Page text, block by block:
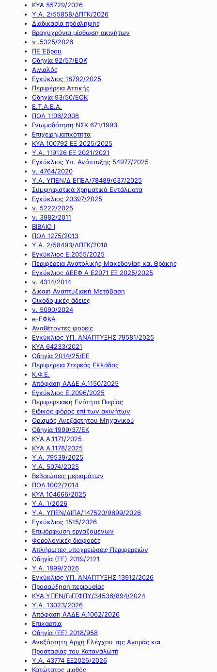
ΚΥΑ 55729/2026
Υ.Α. 2/55858/ΔΠΓΚ/2026
Διαδικασία πρόσληψης
Βραχυχρόνια μίσθωση ακινήτων
ν .5325/2026
ΠΕ Έβρου
Οδηγία 92/57/ΕΟΚ
Αιγιαλός
Εγκύκλιος 18792/2025
Περιφέρεια Αττικής
Οδηγία 93/50/ΕΟΚ
Ε.Τ.Α.Ε.Α.
ΠΟΛ 1106/2008
Γνωμοδότηση ΝΣΚ 671/1993
Επιχειρηματικότητα
ΚΥΑ 100792 ΕΞ 2025/2025
Υ.Α. 119126 ΕΞ 2021/2021
Εγκύκλιος Υπ. Ανάπτυξης 54977/2025
ν. 4764/2020
Υ.Α. ΥΠΕΝ/Δ ΕΠΕΑ/78489/637/2025
Συμψηφιστικά Χρηματικά Εντάλματα
Εγκύκλιος 20397/2025
ν. 5222/2025
ν. 3982/2011
ΒΙΒΛΙΟ Ι
ΠΟΛ 1275/2013
Υ.Α. 2/58493/ΔΠΓΚ/2018
Εγκύκλιος Ε.2055/2025
Περιφέρεια Ανατολικής Μακεδονίας και Θράκης
Εγκύκλιος ΔΕΕΦ Α Ε2071 ΕΞ 2025/2025
ν. 4314/2014
Δίκαιη Αναπτυξιακή Μετάβαση
Οικοδομικές άδειες
ν. 5090/2024
e-ΕΦΚΑ
Αναθέτοντες φορείς
Εγκύκλιος ΥΠ. ΑΝΑΠΤΥΞΗΣ 79581/2025
ΚΥΑ 64233/2021
Οδηγία 2014/25/ΕΕ
Περιφέρεια Στερεάς Ελλάδας
Κ.Φ.Ε.
Απόφαση ΑΑΔΕ Α.1150/2025
Εγκύκλιος Ε.2096/2025
Περιφερειακή Ενότητα Πιερίας
Ειδικός φόρος επί των ακινήτων
Ορισμός Ανεξάρτητου Μηχανικού
Οδηγία 1999/37/ΕΚ
ΚΥΑ Α.1171/2025
ΚΥΑ Α.1178/2025
Υ.Α. 79539/2025
Υ.Α. 5074/2025
Βεβαιώσεις μερισμάτων
ΠΟΛ.1002/2014
ΚΥΑ 104666/2025
Υ.Α. 1/2026
Υ.Α. ΥΠΕΝ/ΔΙΠΑ/147520/9699/2026
Εγκύκλιος 1515/2026
Επιμόρφωση εργαζομένων
Φορολογικές διαφορές
Απλήρωτες υποχρεώσεις Περιφερειών
Οδηγία (ΕΕ) 2019/2121
Υ.Α. 1899/2026
Εγκύκλιος ΥΠ. ΑΝΑΠΤΥΞΗΣ 13912/2026
Προσαύξηση περιουσίας
ΚΥΑ ΥΠΕΝ/ΓρΓΓΦΠΥ/34536/894/2024
Υ.Α. 13023/2026
Απόφαση ΑΑΔΕ Α.1062/2026
Επικαρπία
Οδηγία (ΕΕ) 2018/958
Ανεξάρτητη Αρχή Ελέγχου της Αγοράς και
Προστασίας του Καταναλωτή
Υ.Α. 43774 ΕΞ2026/2026
Κατώτατος μισθός